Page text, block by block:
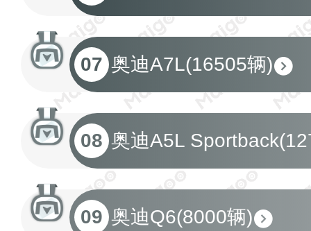
07 奥迪A7L(16505辆)
08 奥迪A5L
09 奥迪Q6(8000辆)